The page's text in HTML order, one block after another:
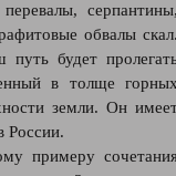
обвалы
будет
в толще
земли. Он
России.
примеру